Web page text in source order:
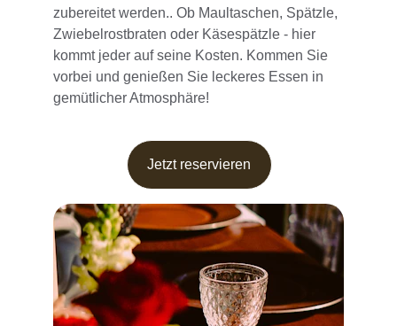
zubereitet werden.. Ob Maultaschen, Spätzle,
Zwiebelrostbraten oder Käsespätzle - hier
kommt jeder auf seine Kosten. Kommen Sie
vorbei und genießen Sie leckeres Essen in
gemütlicher Atmosphäre!
Jetzt reservieren